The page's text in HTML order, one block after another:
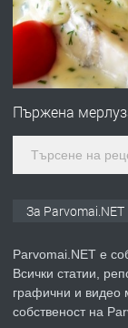
ПРЕДЛАГА
ПРЕДЛАГА
Пържена
За Parvomai.NET
Parvomai.NET е
Всички статии,
графични и видео
собственост на